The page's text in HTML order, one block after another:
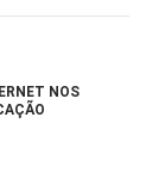
NOS